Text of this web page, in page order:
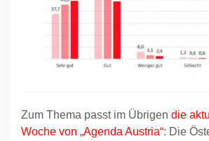
Zum Thema passt im Übrigen die
Woche von „Agenda Austria“: Die